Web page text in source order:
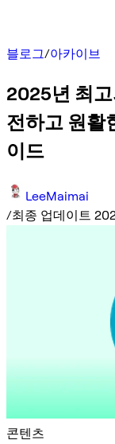
블로그/아카이브
2025년 최
전하고 원활
이드
LeeMaimai
/최종 업데이트
콘텐츠